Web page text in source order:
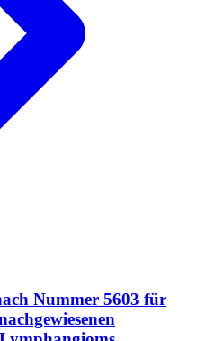
Nummer 5603 für